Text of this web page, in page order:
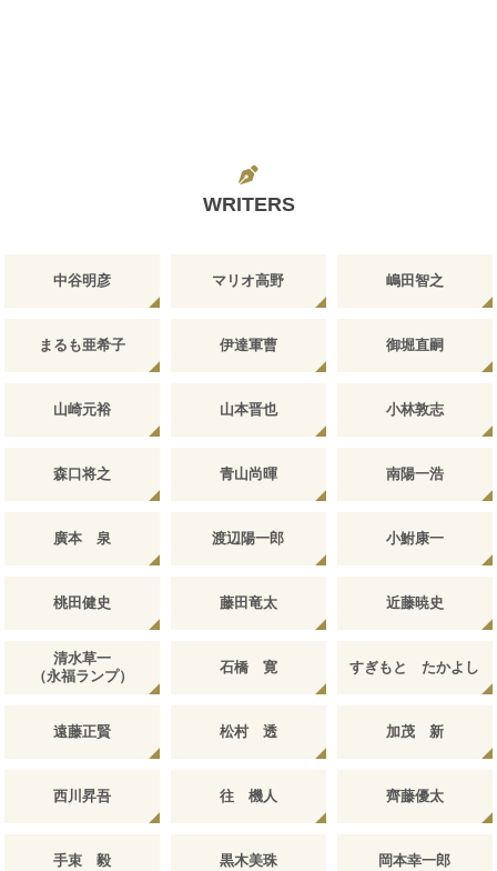
WRITERS
中谷明彦 マリオ高野 嶋田智之
まるも亜希子 伊達軍曹 御堀直嗣
山崎元裕 山本晋也 小林敦志
森口将之 青山尚暉 南陽一浩
廣本 泉 渡辺陽一郎 小鮒康一
桃田健史 藤田竜太 近藤暁史
清水草一
（永福ランプ）
石橋 寛 すぎもと たかよし
遠藤正賢 松村 透 加茂 新
西川昇吾 往 機人 齊藤優太
手束 毅 黒木美珠 岡本幸一郎